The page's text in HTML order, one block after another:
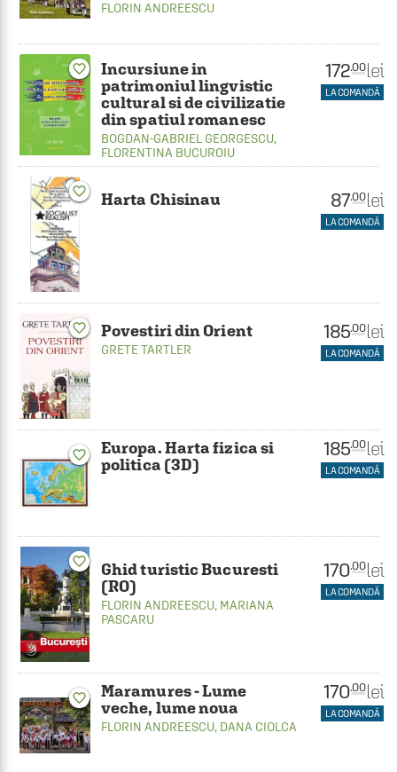
FLORIN ANDREESCU
favorite_border
Incursiune in
patrimoniul lingvistic
cultural si de civilizatie
din spatiul romanesc
BOGDAN-GABRIEL GEORGESCU,
FLORENTINA BUCUROIU
172.00 lei
LA COMANDĂ
favorite_border Harta Chisinau 87.00 lei
LA COMANDĂ
favorite_border Povestiri din Orient
GRETE TARTLER
185.00 lei
LA COMANDĂ
favorite_border
Europa. Harta fizica si
politica (3D)
185.00 lei
LA COMANDĂ
favorite_border
Ghid turistic Bucuresti
(RO)
FLORIN ANDREESCU, MARIANA
PASCARU
170.00 lei
LA COMANDĂ
favorite_border
Maramures - Lume
veche, lume noua
FLORIN ANDREESCU, DANA CIOLCA
170.00 lei
LA COMANDĂ